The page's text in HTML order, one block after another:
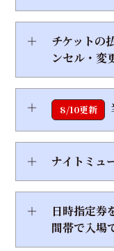
＋
チケットの
ンセル・変
＋ 8/10更新
＋ ナイトミュ
＋
日時指定券
間帯で入場